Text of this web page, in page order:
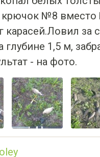
крючок №8
карасей.Ловил за
глубине 1,5 м,
- на фото.